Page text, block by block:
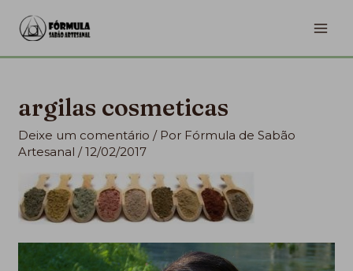
para
o
argilas cosmeticas
Deixe um comentário / Por Fórmula de Sabão
Artesanal/12/02/2017